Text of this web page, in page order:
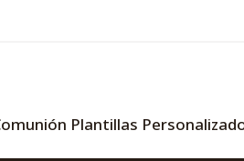
Plantillas